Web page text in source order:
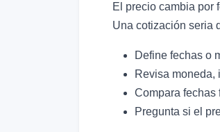
El precio cambia por
Una cotización seria
Define fechas o
Revisa moneda,
Compara fechas
Pregunta si el